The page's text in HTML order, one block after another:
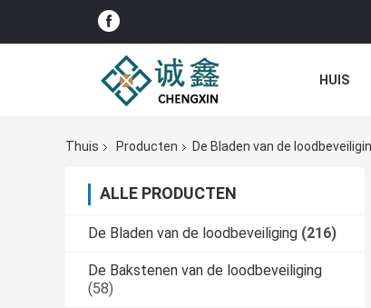
HUIS
Thuis Producten De Bladen van de
ALLE PRODUCTEN
De Bladen van de loodbeveiliging (216)
De Bakstenen van de loodbeveiliging
(58)